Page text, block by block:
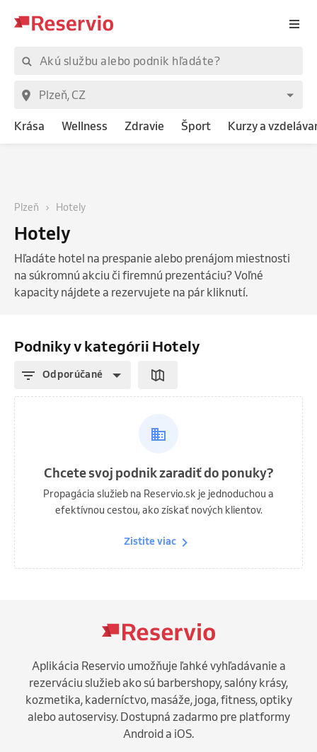
Krása Wellness Zdravie Šport Kurzy a
Plzeň Hotely
Hotely
Hľadáte hotel na prespanie alebo prenájom miestnosti
na súkromnú akciu či firemnú prezentáciu? Voľné
kapacity nájdete a rezervujete na pár kliknutí.
Podniky v kategórii Hotely
Odporúčané
Chcete svoj podnik zaradiť do ponuky?
Propagácia služieb na Reservio.sk je jednoduchou a
efektívnou cestou, ako získať nových klientov.
Zistite viac
Aplikácia Reservio umožňuje ľahké vyhľadávanie a
rezerváciu služieb ako sú barbershopy, salóny krásy,
kozmetika, kaderníctvo, masáže, joga, fitness, optiky
alebo autoservisy. Dostupná zadarmo pre platformy
Android a iOS.